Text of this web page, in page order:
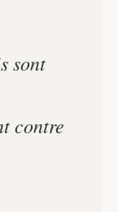
sont
contre